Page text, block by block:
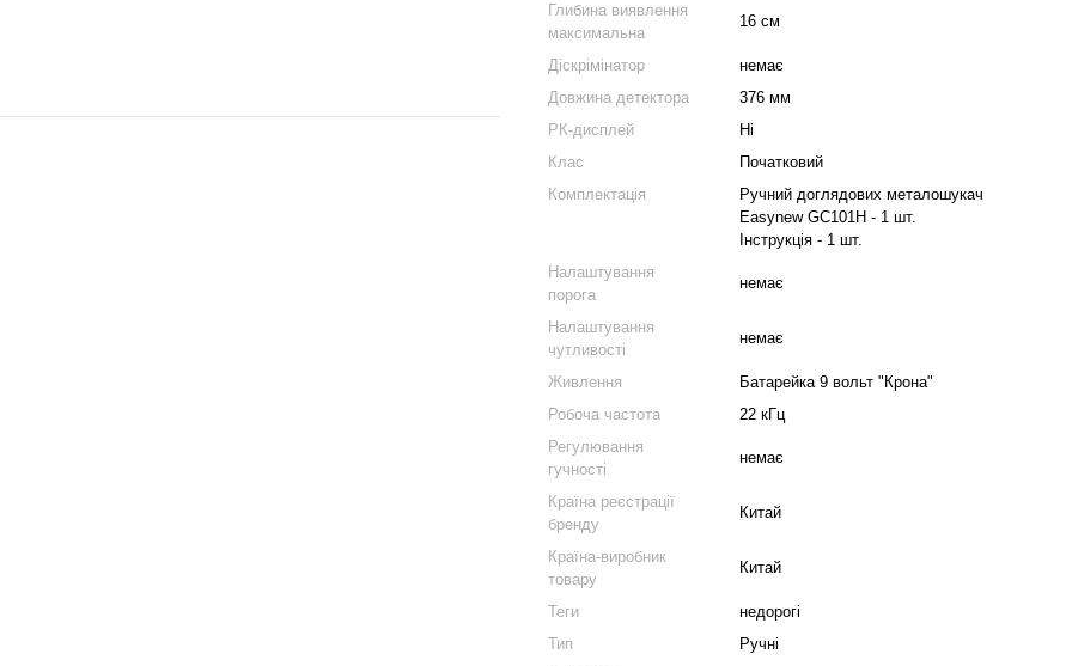
Глибина виявлення
максимальна
16 см
Діскрімінатор
немає
Довжина детектора
376 мм
РК-дисплей
Ні
Клас
Початковий
Комплектація
Ручний доглядових металошукач
Easynew GC101H - 1 шт.
Інструкція - 1 шт.
Налаштування
порога
немає
Налаштування
чутливості
немає
Живлення
Батарейка 9 вольт "Крона"
Робоча частота
22 кГц
Регулювання
гучності
немає
Країна реєстрації
бренду
Китай
Країна-виробник
товару
Китай
Теги
недорогі
Тип
Ручні